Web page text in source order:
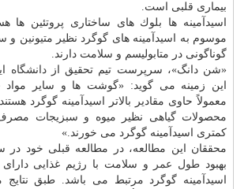
بیماری قلبی است.
اسیدآمینه ها بلوك های ساختاری پروتئین ها
موسوم به اسیدآمینه های گوگرد نظیر متیونین
گوناگونی در متابولیسم و سلامت دارند.
«شن دانگ»، سرپرست تیم تحقیق ازدانشگاه
این زمینه می گوید: «گوشت ها و سایر مواد
معمولاً حاوی مقادیر بالاتر اسیدآمینه گوگرد
محصولات گیاهی نظیر میوه و سبزیجات مصرف
كمتری اسیدآمینه گوگرد می خورند.»
بهبود طول عمر
و سلامت با رژیم غذایی
اسیدآمینه گوگرد مرتبط می باشد. طبق نتایج